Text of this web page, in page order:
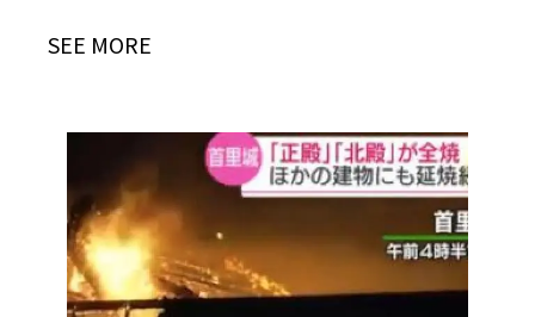
SEE MORE